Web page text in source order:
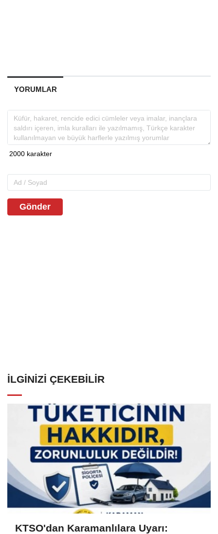
YORUMLAR
Gönder
İLGINIZI ÇEKEBILIR
KTSO'dan Karamanlılara Uyarı: